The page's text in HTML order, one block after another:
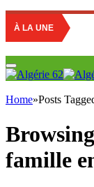
À LA UNE
Home»Posts
famille